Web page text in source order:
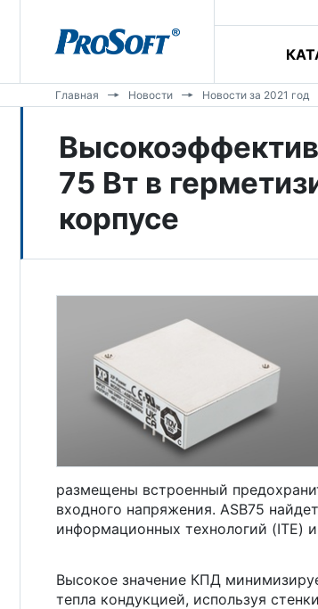
Главная Новости Новости за 2021 год
75 Вт в
корпусе
размещены встроенный
входного напряжения. ASB75
информационных технологий (ITE)
Высокое значение КПД
тепла кондукцией, используя